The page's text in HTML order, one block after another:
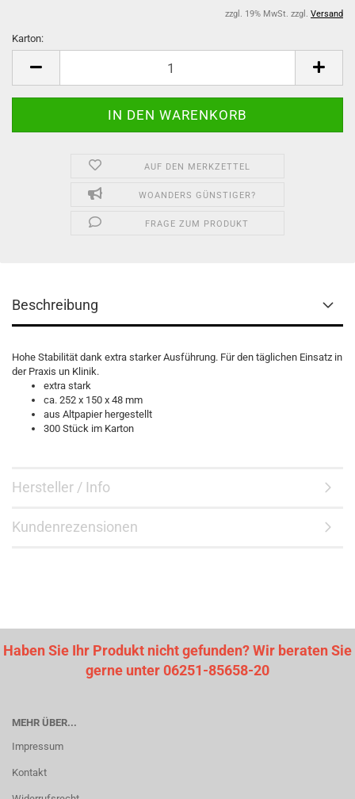
zzgl. 19% MwSt. zzgl. Versand
Karton:
AUF DEN MERKZETTEL
WOANDERS GÜNSTIGER?
FRAGE ZUM PRODUKT
Beschreibung
Hohe Stabilität dank extra starker Ausführung. Für den täglichen Einsatz in
der Praxis un Klinik.
extra stark
ca. 252 x 150 x 48 mm
aus Altpapier hergestellt
300 Stück im Karton
Hersteller / Info
Kundenrezensionen
Haben Sie Ihr Produkt nicht gefunden? Wir beraten Sie
gerne unter 06251-85658-20
MEHR ÜBER...
Impressum
Kontakt